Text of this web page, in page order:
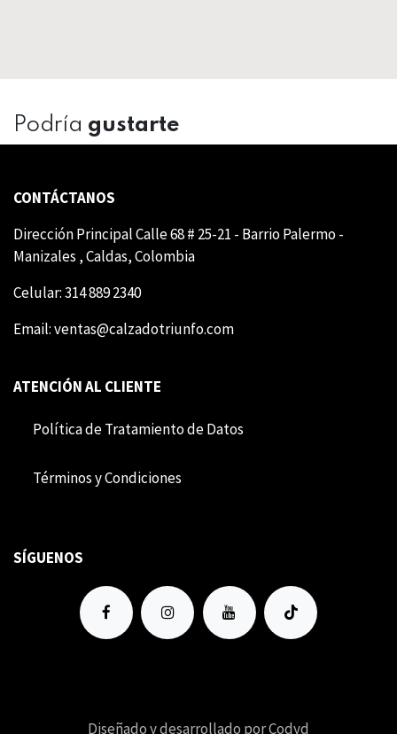
Podría gustarte
CONTÁCTANOS
Dirección Principal Calle 68 # 25-21 - Barrio Palermo -
Manizales , Caldas, Colombia
Celular: 314 889 2340
Email:ventas@calzadotriunfo.com
ATENCIÓN AL CLIENTE
Política de Tratamiento de Datos
Término​​s y Condiciones
SÍGUENOS
Diseñado y desarrollado por Codyd